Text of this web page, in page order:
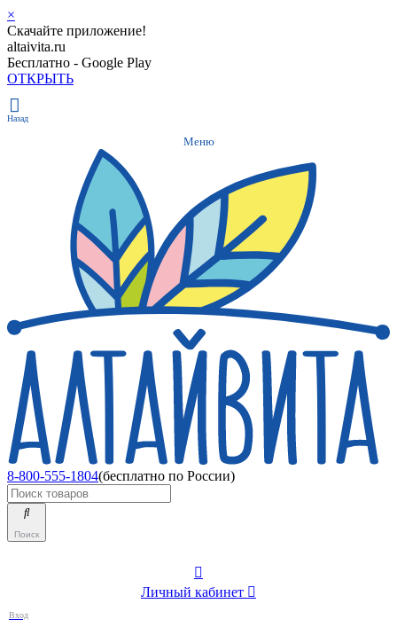
×
Скачайте приложение!
altaivita.ru
Бесплатно - Google Play
ОТКРЫТЬ
Назад
Меню
8-800-555-1804(бесплатно по России)
Поиск
Личный кабинет
Вход